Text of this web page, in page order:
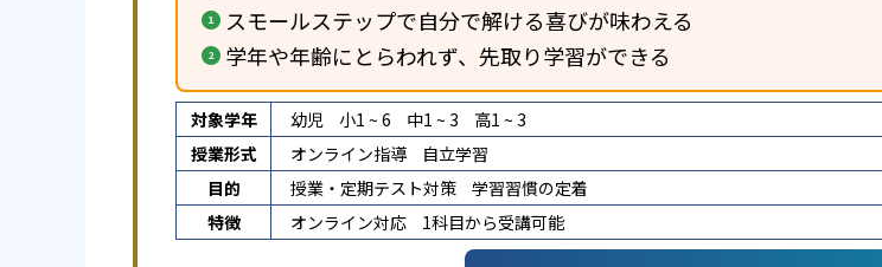
スモールステップで自分で解ける喜びが味わえる
学年や年齢にとらわれず、先取り学習ができる
対象学年 幼児 小1 ~ 6 中1 ~ 3
高1 ~ 3
授業形式
オンライン指導
自立学習
目的
授業・定期テスト対策
学習習慣の定着
特徴
オンライン対応 1科目から受講可能